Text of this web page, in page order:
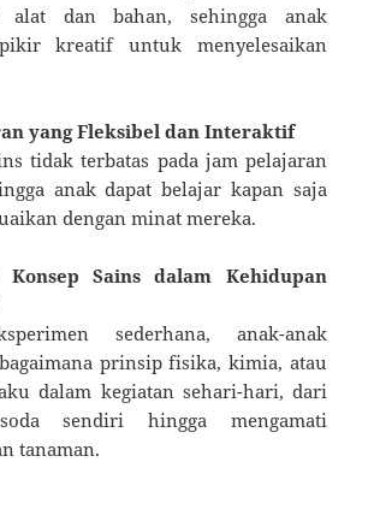
alat dan bahan, sehingga anak
kreatif untuk menyelesaikan
yang Fleksibel dan Interaktif
tidak terbatas pada jam pelajaran
anak dapat belajar kapan saja
dengan minat mereka.
Konsep Sains dalam Kehidupan
sederhana, anak-anak
prinsip fisika, kimia, atau
dalam kegiatan sehari-hari, dari
sendiri hingga mengamati
tanaman.